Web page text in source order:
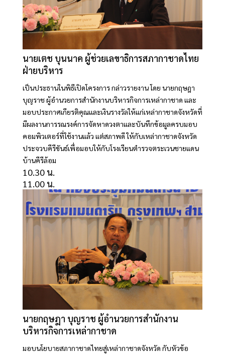
นายเตช บุนนาค ผู้ช่วยเลขาธิการสภากาชาดไทย
ฝ่ายบริหาร
เป็นประธานในพิธีเปิดโครงการ กล่าวรายงาน โดย นายกฤษฎา
บุญราช ผู้อำนวยการสำนักงานบริหารกิจการเหล่ากาชาด และ
มอบประกาศเกียรติคุณและเงินรางวัลให้แก่เหล่ากาชาดจังหวัดที่
มีผลงานการรณรงค์การจัดหาดวงตาและบันทึกข้อมูลครบมอบ
คอมพิวเตอร์ที่ใช้งานแล้ว แต่สภาพดี ให้กับเหล่ากาชาดจังหวัด
ประจวบคีรีขันธ์เพื่อมอบให้กับโรงเรียนตำรวจตระเวนชายแดน
บ้านคีรีล้อม
10.30 น.
11.00 น.
นายกฤษฎา บุญราช ผู้อำนวยการสำนักงาน
บริหารกิจการเหล่ากาชาด
มอบนโยบายสภากาชาดไทยสู่เหล่ากาชาดจังหวัด กับหัวข้อ